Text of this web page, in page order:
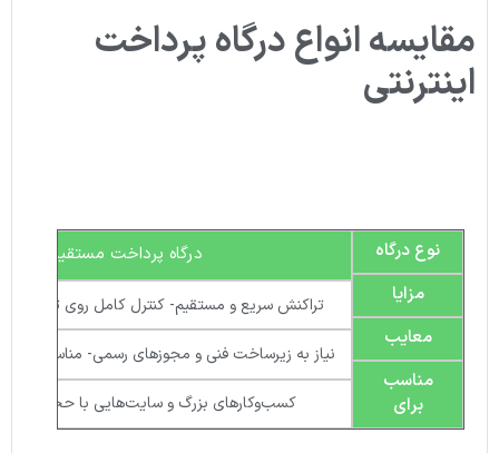
مقایسه انواع درگاه پرداخت
اینترنتی
نوع درگاه
مزایا
معایب
مناسب
برای
درگاه پرداخت مستقیم
تراکنش سریع و مستقیم- کنترل کامل روی
نیاز به زیرساخت فنی و مجوزهای رسمی- مناسب
کسب‌وکارهای بزرگ و سایت‌هایی با حجم بالای